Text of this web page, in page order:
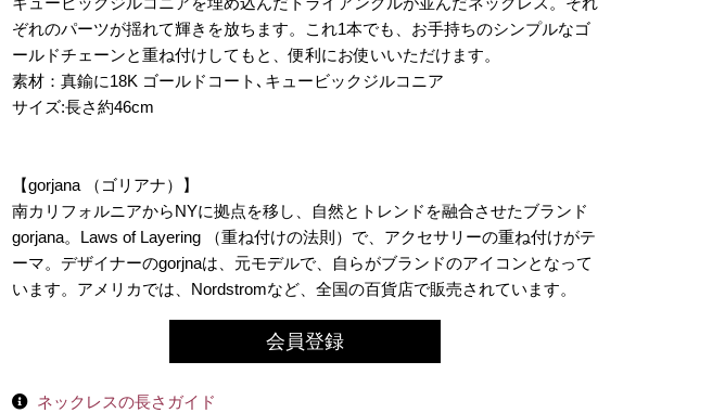
ぞれのパーツが揺れて輝きを放ちます。これ1本でも、お手持ちのシンプルなゴ
ールドチェーンと重ね付けしてもと、便利にお使いいただけます。
素材：真鍮に18K ゴールドコート､キュービックジルコニア
サイズ:長さ約46cm
【gorjana （ゴリアナ）】
南カリフォルニアからNYに拠点を移し、自然とトレンドを融合させたブランド
gorjana。Laws of Layering （重ね付けの法則）で、アクセサリーの重ね付けがテ
ーマ。デザイナーのgorjnaは、元モデルで、自らがブランドのアイコンとなって
います。アメリカでは、Nordstromなど、全国の百貨店で販売されています。
会員登録
ネックレスの長さガイド